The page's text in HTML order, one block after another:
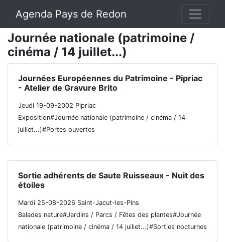
Agenda Pays de Redon
Journée nationale (patrimoine /
cinéma / 14 juillet...)
Journées Européennes du Patrimoine - Pipriac
- Atelier de Gravure Brito
Jeudi 19-09-2002 Pipriac
Exposition#Journée nationale (patrimoine / cinéma / 14
juillet...)#Portes ouvertes
Sortie adhérents de Saute Ruisseaux - Nuit des
étoiles
Mardi 25-08-2026 Saint-Jacut-les-Pins
Balades nature#Jardins / Parcs / Fêtes des plantes#Journée
nationale (patrimoine / cinéma / 14 juillet...)#Sorties nocturnes